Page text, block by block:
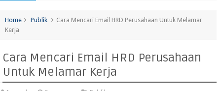
Home Publik
Cara Mencari Email HRD Perusahaan Untuk Melamar
Kerja
Cara Mencari Email HRD Perusahaan
Untuk Melamar Kerja